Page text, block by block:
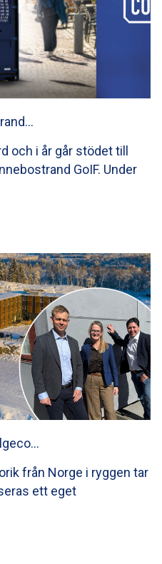
och i år går stödet till
GoIF. Under
från Norge i ryggen tar
ett eget